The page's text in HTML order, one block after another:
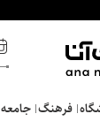
فرهنگ‌ جامعه